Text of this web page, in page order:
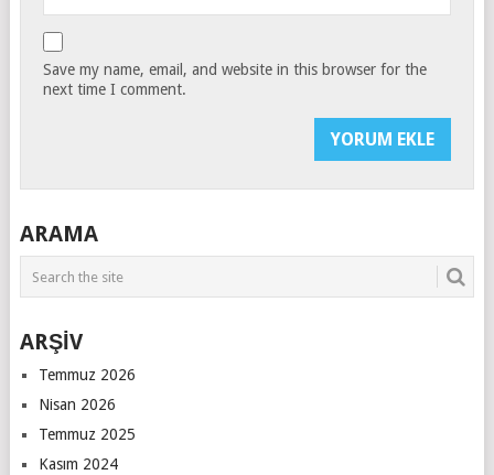
Save my name, email, and website in this browser for the
next time I comment.
ARAMA
ARŞİV
Temmuz 2026
Nisan 2026
Temmuz 2025
Kasım 2024